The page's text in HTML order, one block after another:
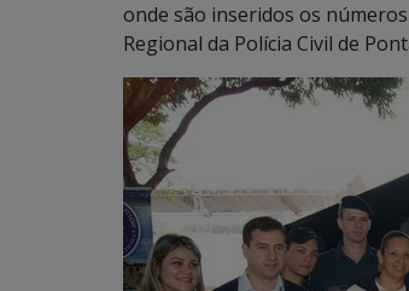
onde são inseridos os
Regional da Polícia Civil de